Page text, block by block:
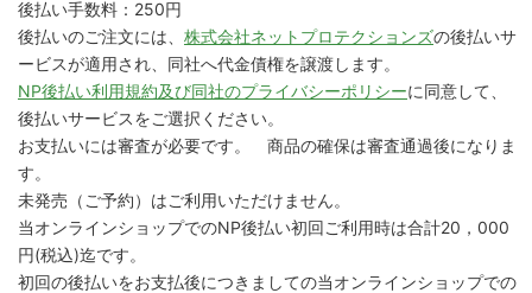
後払い手数料：250円
後払いのご注文には、 株式会社ネットプロテクションズの後払いサ
ービスが適用され、同社へ代金債権を譲渡します。
NP後払い利用規約及び同社のプライバシーポリシーに同意して、
後払いサービスをご選択ください。
お支払いには審査が必要です。 商品の確保は審査通過後になりま
す。
未発売（ご予約）はご利用いただけません。
当オンラインショップでのNP後払い初回ご利用時は合計20，000
円(税込)迄です。
初回の後払いをお支払後につきましての当オンラインショップでの